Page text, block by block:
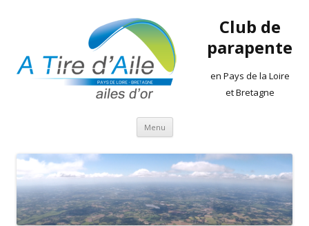
Club de
parapente
en Pays de la Loire
et Bretagne
Menu Aller
contenu